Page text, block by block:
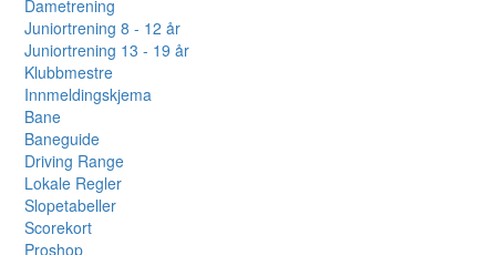
Dametrening
Juniortrening 8 - 12 år
Juniortrening 13 - 19 år
Klubbmestre
Innmeldingskjema
Bane
Baneguide
Driving Range
Lokale Regler
Slopetabeller
Scorekort
Proshop